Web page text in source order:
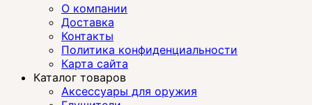
О компании
Доставка
Контакты
Политика конфиденциальности
Карта сайта
Каталог товаров
Аксессуары для оружия